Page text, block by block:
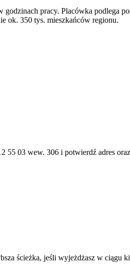
pracy. Placówka podlega
ok. 350 tys. mieszkańców regionu.
55 03 wew. 306 i potwierdź adres
ścieżka, jeśli wyjeżdżasz w ciągu